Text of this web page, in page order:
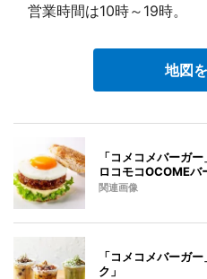
営業時間は10時～19時。
地図
「コメコメバーガ
ロコモコOCOMEバ
関連画像
「コメコメバーガ
ク」